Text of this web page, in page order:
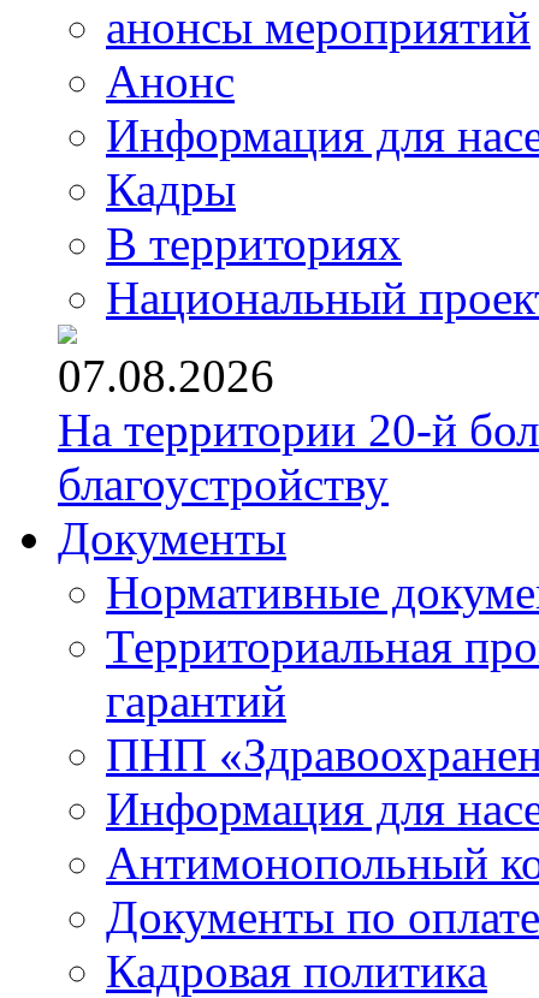
анонсы мероприятий
Анонс
Информация для
Кадры
В территориях
Национальный
07.08.2026
На территории 20-й
благоустройству
Документы
Нормативные
Территориальная
гарантий
ПНП
Информация для
Антимонопольный
Документы по
Кадровая политика